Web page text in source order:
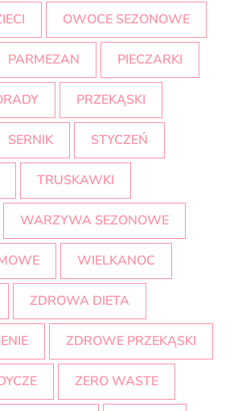
OWOCE SEZONOWE
PARMEZAN PIECZARKI
PRZEKĄSKI
SERNIK STYCZEŃ
TRUSKAWKI
WARZYWA SEZONOWE
WIELKANOC
ZDROWA DIETA
ZDROWE PRZEKĄSKI
ZERO WASTE